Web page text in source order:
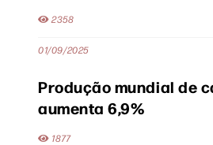
2358
01/09/2025
Produção mundial de
aumenta 6,9%
1877